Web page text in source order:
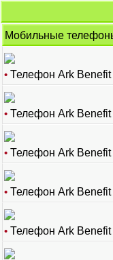
Мобильные
• Телефон Ark Benefit
• Телефон Ark
• Телефон Ark
• Телефон Ark Benefit
• Телефон Ark Benefit